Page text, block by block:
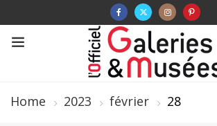
Home 2023 février 28